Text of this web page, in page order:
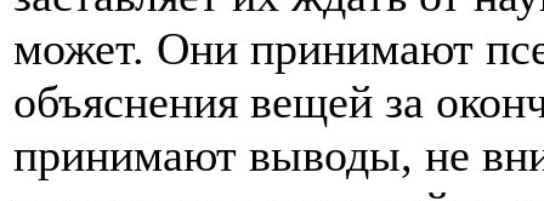
может. Они принимают
объяснения вещей за
принимают выводы, не